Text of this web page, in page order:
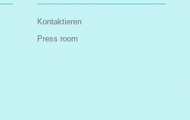
Kontaktieren
Press room